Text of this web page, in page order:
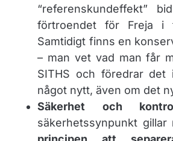
“referenskundeffekt”
förtroendet för Freja i
Samtidigt finns en
– man vet vad man får
SITHS och föredrar det
något nytt, även om det
Säkerhet och
säkerhetssynpunkt gillar